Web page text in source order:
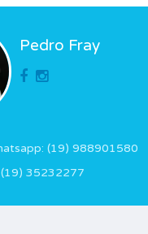
Pedro Fray
(19) 988901580
(19) 35232277